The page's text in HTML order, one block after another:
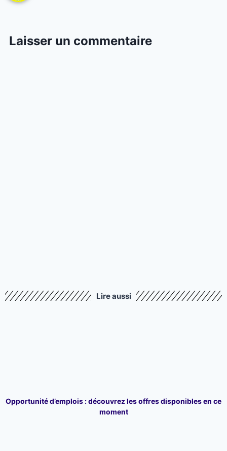
Laisser un commentaire
Lire aussi
Opportunité d’emplois : découvrez les offres disponibles en ce
moment